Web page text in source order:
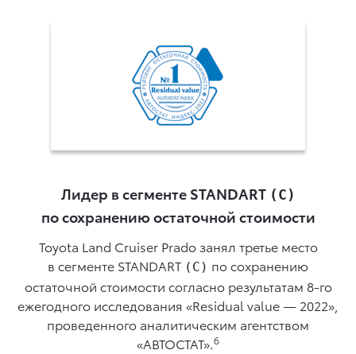
Лидер в сегменте STANDART (С)
по сохранению остаточной стоимости
Toyota Land Cruiser Prado занял третье место
в сегменте STANDART (С) по сохранению
остаточной стоимости согласно результатам 8-го
ежегодного исследования «Residual value — 2022»,
проведенного аналитическим агентством
«АВТОСТАТ».6